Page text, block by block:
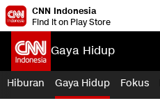
CNN Indonesia
Find it on Play Store
Gaya Hidup
Hiburan Gaya Hidup Fokus